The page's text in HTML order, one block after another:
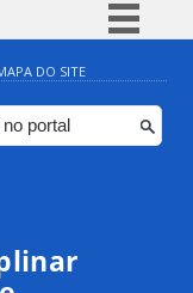
BR
Participe
Canais
DO SITE